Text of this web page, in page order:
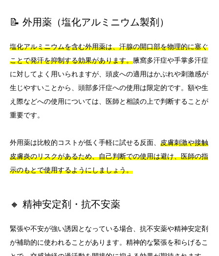
📝 外用薬（塩化アルミニウム製剤）
塩化アルミニウムを含む外用薬は、汗腺の開口部を物理的に塞ぐ
ことで発汗を抑制する効果があります。腋窩多汗症や手掌多汗症
に対してよく用いられますが、頭皮への適用はかぶれや刺激感が
生じやすいことから、頭部多汗症への使用は限定的です。額や生
え際などへの使用については、医師と相談の上で判断することが
重要です。
外用薬は比較的コストが低く手軽に試せる反面、 皮膚刺激や接触
皮膚炎のリスクがあるため、自己判断での使用は避け、医師の指
示のもとで使用するようにしましょう。
🔸 精神安定剤・抗不安薬
緊張や不安が強い誘因となっている場合、抗不安薬や精神安定剤
が補助的に使われることがあります。精神的な緊張を和らげるこ